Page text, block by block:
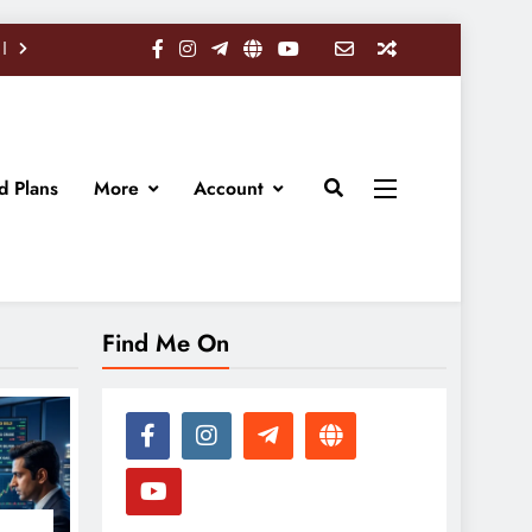
Plans More Account
Find Me On